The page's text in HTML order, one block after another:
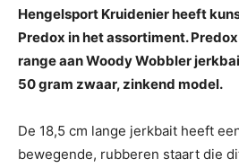
Hengelsport Kruidenier heeft
Predox in het assortiment.
range aan Woody Wobbler
50 gram zwaar, zinkend model.
De 18,5 cm lange jerkbait heeft
bewegende, rubberen staart die